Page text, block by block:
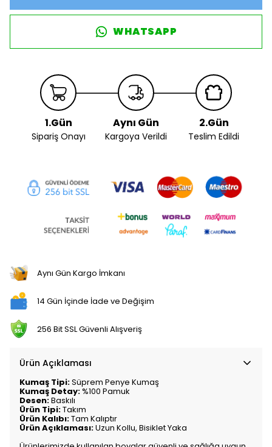
WHATSAPP
1.Gün
Sipariş Onayı
Aynı Gün
Kargoya Verildi
2.Gün
Teslim Edildi
Aynı Gün Kargo İmkanı
14 Gün İçinde İade ve Değişim
256 Bit SSL Güvenli Alışveriş
Ürün Açıklaması
Kumaş Tipi:Süprem Penye Kumaş
Kumaş Detay:%100 Pamuk
Desen:Baskılı
Ürün Tipi:Takım
Ürün Kalıbı:Tam Kalıptır
Ürün Açıklaması:Uzun Kollu, Bisiklet Yaka